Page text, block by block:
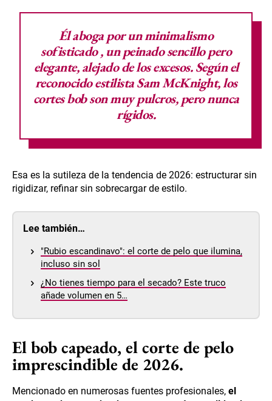
Él aboga porun minimalismo
sofisticado, un peinado sencillo pero
elegante, alejado de los excesos. Según el
reconocido estilista Sam McKnight, los
cortes bob son muy pulcros, pero nunca
rígidos.
Esa es la sutileza de la tendencia de 2026: estructurar sin
rigidizar, refinar sin sobrecargar de estilo.
Lee también…
"Rubio escandinavo": el corte de pelo que ilumina,
incluso sin sol
¿No tienes tiempo para el secado? Este truco
añade volumen en 5…
El bob capeado, el corte de pelo
imprescindible de 2026.
Mencionado en numerosas fuentes profesionales, el